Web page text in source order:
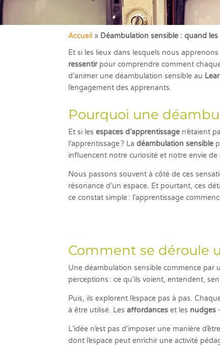
Accueil » Déambulation sensible : quand
Et si les lieux dans lesquels nous
ressentirpour comprendre comment
d’animer une déambulation sensible au
l’engagement des apprenants.
Pourquoi une
Et si lesespaces d’apprentissage n’étaient
l’apprentissage ? Ladéambulation sensible
influencent notre curiosité et notre envie de
Nous passons souvent à côté de ces
résonance d’un espace. Et pourtant, ces
ce constat simple : l’apprentissage
Comment se déroule
Une déambulation sensible commence par
perceptions : ce qu’ils voient, entendent,
Puis, ils explorent l’espace pas à pas.
à être utilisé. Lesaffordances et les nudges
L’idée n’est pas d’imposer une manière
dont l’espace peut enrichir une activité